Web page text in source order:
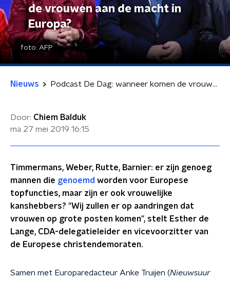
de vrouwen aan de macht in
Europa?
foto: AFP
Nieuws Podcast De Dag: wanneer komen de vrouwen aan de macht in Europa?
Door: Chiem Balduk
ma 27 mei 2019 16:15
Timmermans, Weber, Rutte, Barnier: er zijn genoeg
mannen die genoemd worden voor Europese
topfuncties, maar zijn er ook vrouwelijke
kanshebbers? "Wij zullen er op aandringen dat
vrouwen op grote posten komen", stelt Esther de
Lange, CDA-delegatieleider en vicevoorzitter van
de Europese christendemoraten.
Samen met Europaredacteur Anke Truijen (Nieuwsuur